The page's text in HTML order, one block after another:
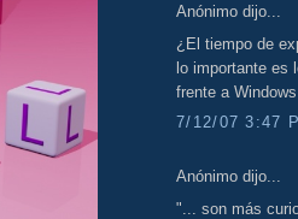
Anónimo dijo...
¿El tiempo de
lo importante es
frente a Windows
7/12/07 3:47
Anónimo dijo...
"... son más